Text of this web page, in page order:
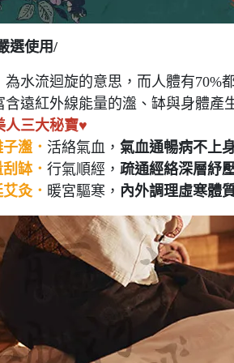
選使用/
為水流迴旋的意思，而人體有70%
含遠紅外線能量的瀊、缽與身體產
人三大秘寶♥
瀊． 活絡氣血， 氣血通暢病不上
缽． 行氣順經， 疏通經絡深層紓
灸． 暖宮驅寒， 內外調理虛寒體